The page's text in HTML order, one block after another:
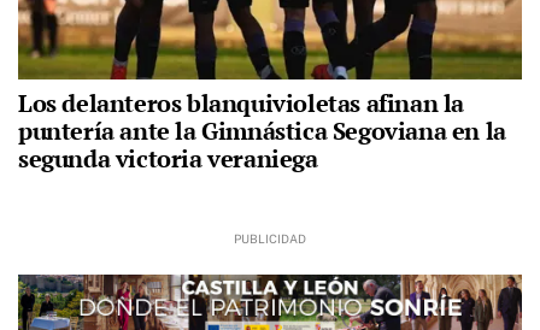
Los delanteros blanquivioletas afinan la
puntería ante la Gimnástica Segoviana en la
segunda victoria veraniega